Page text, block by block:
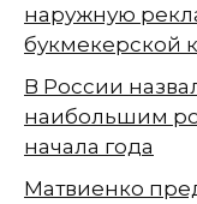
наружную
букмекерской
В России
наибольшим
начала года
Матвиенко